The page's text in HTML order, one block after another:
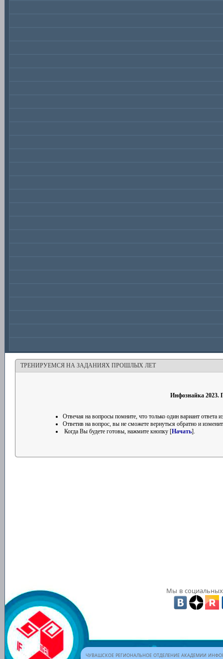
ТРЕНИРУЕМСЯ НА ЗАДАНИЯХ ПРОШЛЫХ ЛЕТ
Инфознайка 2023.
Отвечая на вопросы помните, что только один вариант ответа
Ответив на вопрос, вы не сможете вернуться обратно и
Когда Вы будете готовы, нажмите кнопку [Начать].
Мы в социальных
ЧУВАШСКОЕ РЕГИОНАЛЬНОЕ ОТДЕЛЕНИЕ АКАДЕМИИ